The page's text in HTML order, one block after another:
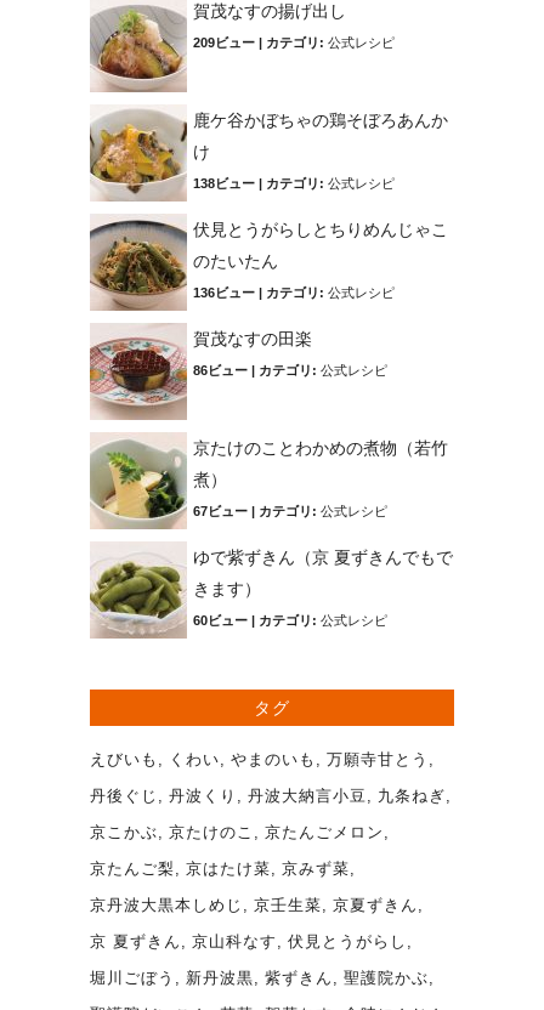
賀茂なすの揚げ出し
209ビュー カテゴリ: 公式レシピ
鹿ケ谷かぼちゃの鶏そぼろあんか
け
138ビュー カテゴリ: 公式レシピ
伏見とうがらしとちりめんじゃこ
のたいたん
136ビュー カテゴリ: 公式レシピ
賀茂なすの田楽
86ビュー カテゴリ: 公式レシピ
京たけのことわかめの煮物（若竹
煮）
67ビュー カテゴリ: 公式レシピ
ゆで紫ずきん（京 夏ずきんでもで
きます）
60ビュー カテゴリ: 公式レシピ
タグ
えびいも くわい やまのいも
万願寺甘とう
丹後ぐじ
丹波くり 丹波大納言小豆
九条ねぎ
京こかぶ
京たけのこ
京たんごメロン
京たんご梨
京はたけ菜
京みず菜
京丹波大黒本しめじ
京壬生菜
京夏ずきん
京 夏ずきん
京山科なす
伏見とうがらし
堀川ごぼう
新丹波黒 紫ずきん
聖護院かぶ